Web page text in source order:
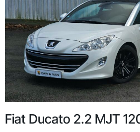
Fiat Ducato 2.2 MJT